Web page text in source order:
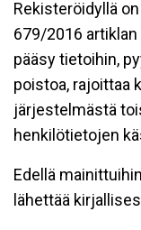
Rekisteröidyllä
679/2016
pääsy tietoihin,
poistoa, rajoittaa
järjestelmästä
henkilötietojen
Edellä
lähettää